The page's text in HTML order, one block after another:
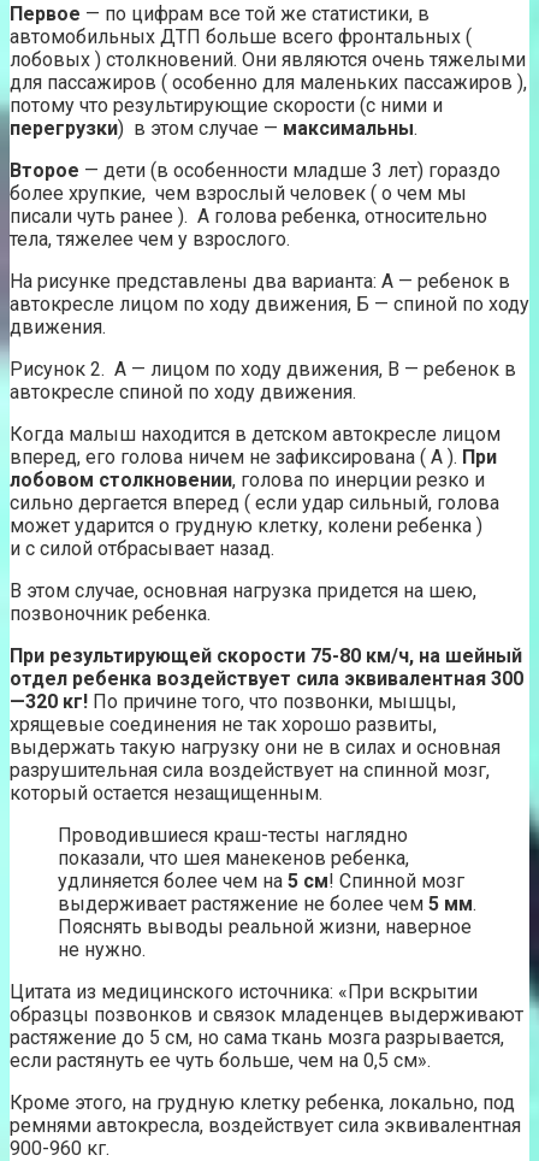
Первое — по цифрам все той же статистики, в
автомобильных ДТП больше всего фронтальных (
лобовых ) столкновений. Они являются очень тяжелыми
для пассажиров ( особенно для маленьких пассажиров ),
потому что результирующие скорости (с ними и
перегрузки) в этом случае — максимальны.
Второе — дети (в особенности младше 3 лет) гораздо
более хрупкие, чем взрослый человек ( о чем мы
писали чуть ранее ). А голова ребенка, относительно
тела, тяжелее чем у взрослого.
На рисунке представлены два варианта: А — ребенок в
автокресле лицом по ходу движения, Б — спиной по ходу
движения.
Рисунок 2. А — лицом по ходу движения, В — ребенок в
автокресле спиной по ходу движения.
Когда малыш находится в детском автокресле лицом
вперед, его голова ничем не зафиксирована ( А ). При
лобовом столкновении, голова по инерции резко и
сильно дергается вперед ( если удар сильный, голова
может ударится о грудную клетку, колени ребенка )
и с силой отбрасывает назад.
В этом случае, основная нагрузка придется на шею,
позвоночник ребенка.
При результирующей скорости 75-80 км/ч, на шейный
отдел ребенка воздействует сила эквивалентная 300
—320 кг! По причине того, что позвонки, мышцы,
хрящевые соединения не так хорошо развиты,
выдержать такую нагрузку они не в силах и основная
разрушительная сила воздействует на спинной мозг,
который остается незащищенным.
Проводившиеся краш-тесты наглядно
показали, что шея манекенов ребенка,
удлиняется более чем на 5 см! Спинной мозг
выдерживает растяжение не более чем 5 мм.
Пояснять выводы реальной жизни, наверное
не нужно.
Цитата из медицинского источника: «При вскрытии
образцы позвонков и связок младенцев выдерживают
растяжение до 5 см, но сама ткань мозга разрывается,
если растянуть ее чуть больше, чем на 0,5 см».
Кроме этого, на грудную клетку ребенка, локально, под
ремнями автокресла, воздействует сила эквивалентная
900-960 кг.